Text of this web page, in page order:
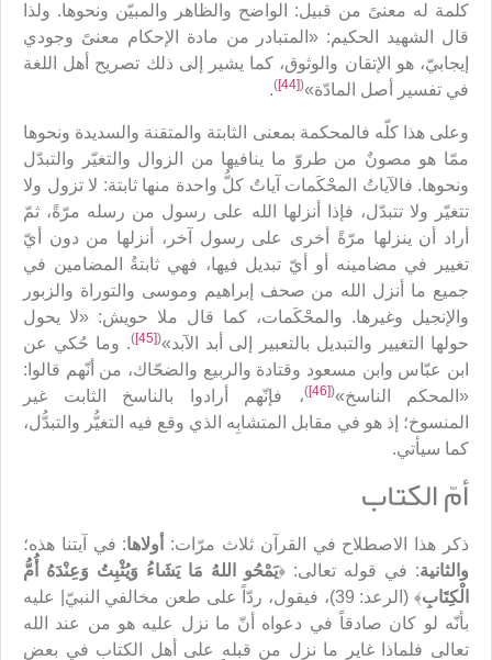
كلمة له معنىً من قبيل: الواضح والظاهر والمبيّن ونحوها. ولذا
قال الشهيد الحكيم: «المتبادر من مادة الإحكام معنىً وجودي
إيجابيّ، هو الإتقان والوثوق، كما يشير إلى ذلك تصريح أهل اللغة
في تفسير أصل المادّة»(
[44]
)
.
وعلى هذا كلّه فالمحكمة بمعنى الثابتة والمتقنة والسديدة ونحوها
ممّا هو مصونٌ من طروّ ما ينافيها من الزوال والتغيّر والتبدّل
ونحوها. فالآياتُ المحْكَمات آياتٌ كلُّ واحدة منها ثابتة: لا تزول ولا
تتغيّر ولا تتبدّل، فإذا أنزلها الله على رسول من رسله مرّةً، ثمّ
أراد أن ينزلها مرّةً أخرى على رسول آخر، أنزلها من دون أيّ
تغيير في مضامينه أو أيّ تبديل فيها، فهي ثابتةُ المضامين في
جميع ما أنزل الله من صحف إبراهيم وموسى والتوراة والزبور
والإنجيل وغيرها. والمحْكَمات، كما قال ملا حويش: «لا يحول
حولها التغيير والتبديل بالتعبير إلى أبد الآبد»(
[45]
). وما حُكي عن
ابن عبّاس وابن مسعود وقتادة والربيع والضحّاك، من أنّهم قالوا‏:
«المحكم الناسخ»(
[46]
)، فإنّهم أرادوا بالناسخ الثابت غير
المنسوخ؛ إذ هو في مقابل المتشابِه الذي وقع فيه التغيُّر والتبدُّل،
كما سيأتي.
أمّ الكتاب
ذكر هذا الاصطلاح في القرآن ثلاث مرّات: أولاها: في آيتنا هذه؛
والثانية: في قوله تعالى: ﴿يَمْحُو اللهُ مَا يَشَاءُ وَيُثْبِتُ وَعِنْدَهُ أُمُّ
الْكِتَابِ
﴾ (الرعد: 39)، فيقول، ردّاً على طعن مخالفي النبيّ| عليه
بأنّه لو كان صادقاً في دعواه أنّ ما نزل عليه هو من عند الله
تعالى فلماذا غاير ما نزل من قبله على أهل الكتاب في بعض